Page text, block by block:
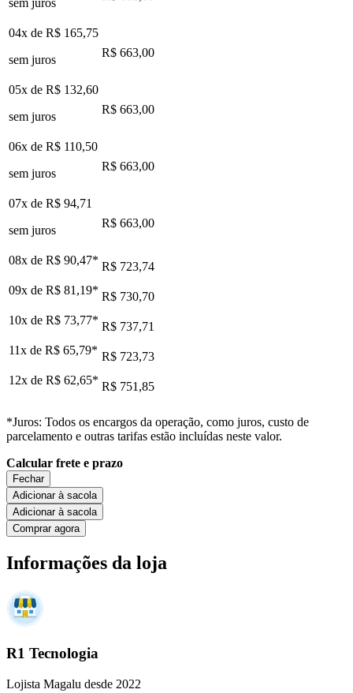
04x de R$ 165,75
sem juros
R$ 663,00
05x de R$ 132,60
sem juros
R$ 663,00
06x de R$ 110,50
sem juros
R$ 663,00
07x de R$ 94,71
sem juros
R$ 663,00
08x de R$ 90,47* R$ 723,74
09x de R$ 81,19* R$ 730,70
10x de R$ 73,77* R$ 737,71
11x de R$ 65,79* R$ 723,73
12x de R$ 62,65* R$ 751,85
*Juros: Todos os encargos da operação, como juros, custo de
parcelamento e outras tarifas estão incluídas neste valor.
Calcular frete e prazo
Fechar
Adicionar à sacola
Adicionar à sacola
Comprar agora
Informações da loja
R1 Tecnologia
Lojista Magalu desde 2022